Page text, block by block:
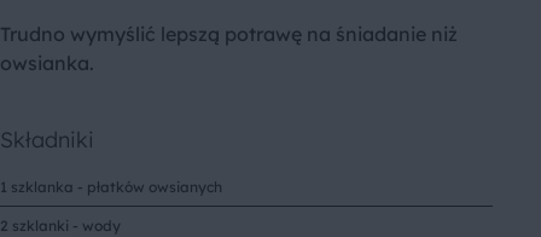
Trudno wymyślić lepszą potrawę na śniadanie niż
owsianka.
Składniki
1 szklanka - płatków owsianych
2 szklanki - wody